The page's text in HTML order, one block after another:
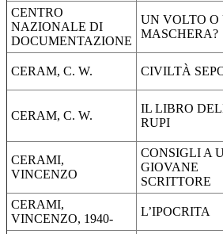
CENTRO
NAZIONALE DI
DOCUMENTAZIONE
UN VOLTO O
MASCHERA?
CERAM, C. W. CIVILTÀ
CERAM, C. W.
IL LIBRO
RUPI
CERAMI,
VINCENZO
CONSIGLI A
GIOVANE
SCRITTORE
CERAMI,
VINCENZO, 1940-
L’IPOCRITA